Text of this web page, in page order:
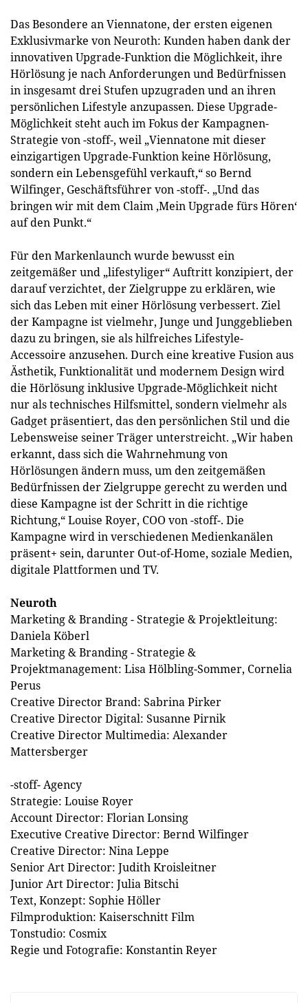
Das Besondere an Viennatone, der ersten eigenen
Exklusivmarke von Neuroth: Kunden haben dank der
innovativen Upgrade-Funktion die Möglichkeit, ihre
Hörlösung je nach Anforderungen und Bedürfnissen
in insgesamt drei Stufen upzugraden und an ihren
persönlichen Lifestyle anzupassen. Diese Upgrade-
Möglichkeit steht auch im Fokus der Kampagnen-
Strategie von -stoff-, weil „Viennatone mit dieser
einzigartigen Upgrade-Funktion keine Hörlösung,
sondern ein Lebensgefühl verkauft,“ so Bernd
Wilfinger, Geschäftsführer von -stoff-. „Und das
bringen wir mit dem Claim ‚Mein Upgrade fürs Hören‘
auf den Punkt.“
Für den Markenlaunch wurde bewusst ein
zeitgemäßer und „lifestyliger“ Auftritt konzipiert, der
darauf verzichtet, der Zielgruppe zu erklären, wie
sich das Leben mit einer Hörlösung verbessert. Ziel
der Kampagne ist vielmehr, Junge und Junggeblieben
dazu zu bringen, sie als hilfreiches Lifestyle-
Accessoire anzusehen. Durch eine kreative Fusion aus
Ästhetik, Funktionalität und modernem Design wird
die Hörlösung inklusive Upgrade-Möglichkeit nicht
nur als technisches Hilfsmittel, sondern vielmehr als
Gadget präsentiert, das den persönlichen Stil und die
Lebensweise seiner Träger unterstreicht. „Wir haben
erkannt, dass sich die Wahrnehmung von
Hörlösungen ändern muss, um den zeitgemäßen
Bedürfnissen der Zielgruppe gerecht zu werden und
diese Kampagne ist der Schritt in die richtige
Richtung,“ Louise Royer, COO von -stoff-. Die
Kampagne wird in verschiedenen Medienkanälen
präsent+ sein, darunter Out-of-Home, soziale Medien,
digitale Plattformen und TV.
Neuroth
Marketing & Branding - Strategie & Projektleitung:
Daniela Köberl
Marketing & Branding - Strategie &
Projektmanagement: Lisa Hölbling-Sommer, Cornelia
Perus
Creative Director Brand: Sabrina Pirker
Creative Director Digital: Susanne Pirnik
Creative Director Multimedia: Alexander
Mattersberger
-stoff- Agency
Strategie: Louise Royer
Account Director: Florian Lonsing
Executive Creative Director: Bernd Wilfinger
Creative Director: Nina Leppe
Senior Art Director: Judith Kroisleitner
Junior Art Director: Julia Bitschi
Text, Konzept: Sophie Höller
Filmproduktion: Kaiserschnitt Film
Tonstudio: Cosmix
Regie und Fotografie: Konstantin Reyer